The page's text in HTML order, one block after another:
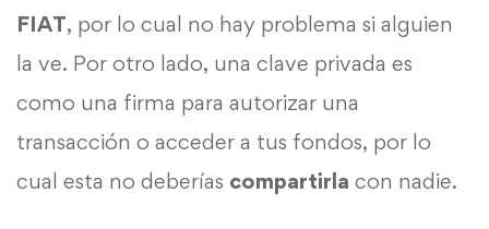
FIAT, por lo cual no hay problema si alguien
la ve. Por otro lado, una clave privada es
como una firma para autorizar una
transacción o acceder a tus fondos, por lo
cual esta no deberías compartirla con nadie.